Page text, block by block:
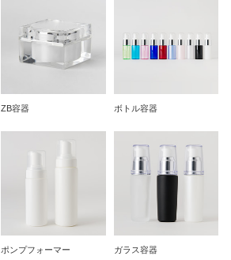
ZB容器 ボトル容器
ポンプフォーマー ガラス容器